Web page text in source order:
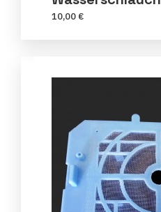
10,00 €